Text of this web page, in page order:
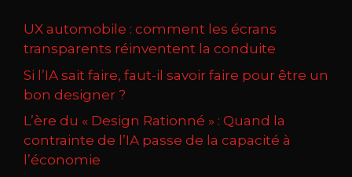
UX automobile : comment les écrans
transparents réinventent la conduite
Si l’IA sait faire, faut-il savoir faire pour être un
bon designer ?
L’ère du « Design Rationné » : Quand la
contrainte de l’IA passe de la capacité à
l’économie